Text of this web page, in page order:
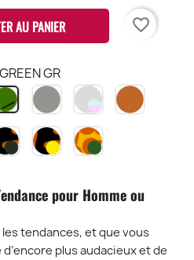
AU PANIER favorite_border
GR
GREEN
GR
TRANSPARENT
GREY
TSM
TRANSPARENT
CLEAR
BLUE
PINK
TCL
BROWN
TBR
HAVANA
BLACK
VERT
B3H-
HAVANA
BLACK
JAUNE
B3H-
YE
SAHARA
HAVANA
VERT
SH-
GR
pour Homme ou
tendances, et que vous
plus audacieux et de